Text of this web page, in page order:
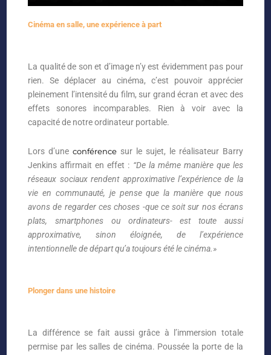
Cinéma en salle, une expérience à part
La qualitéde son et d’image n’y est évidemment pas pour
rien. Se déplacer au cinéma, c’est pouvoir apprécier
pleinement l’intensité du film, sur grand écran et avec des
effets sonores incomparables. Rien à voir avec la
capacité de notre ordinateur portable.
Lors d’uneconférence sur le sujet, le réalisateur Barry
Jenkins affirmait en effet : “De la même manière que les
réseaux sociaux rendent approximative l’expérience de la
vie en communauté, je pense que la manière que nous
avons de regarder ces choses -que ce soit sur nos écrans
plats, smartphones ou ordinateurs- est toute aussi
approximative, sinon éloignée, de l’expérience
intentionnelle de départ qu’a toujours été le cinéma.»
Plonger dans une histoire
La différence se fait aussi grâce à l’immersion totale
permise par les salles de cinéma. Poussée la porte de la